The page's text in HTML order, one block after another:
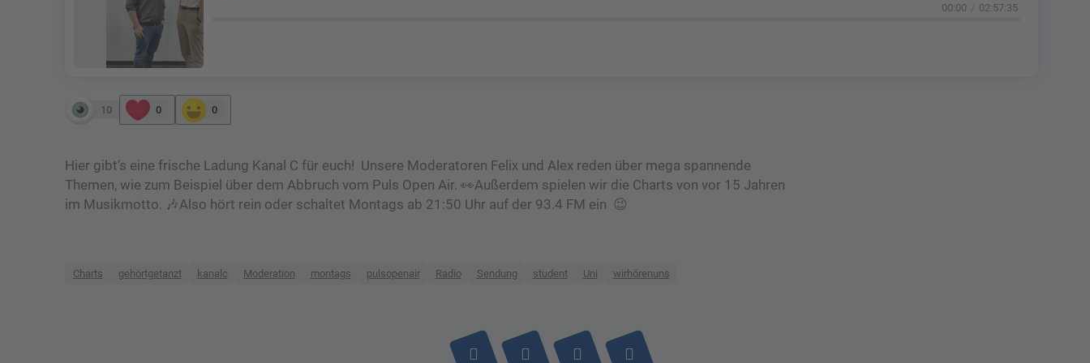
00:00 02:57:35
10 0 0
Hier gibt’s eine frische Ladung Kanal C für euch! Unsere Moderatoren Felix und Alex reden über mega spannende
Themen, wie zum Beispiel über dem Abbruch vom Puls Open Air. 👀Außerdem spielen wir die Charts von vor 15 Jahren
im Musikmotto. 🎶Also hört rein oder schaltet Montags ab 21:50 Uhr auf der 93.4 FM ein 😉
Charts gehörtgetanzt kanalc Moderation montags pulsopenair Radio Sendung student Uni wirhörenuns